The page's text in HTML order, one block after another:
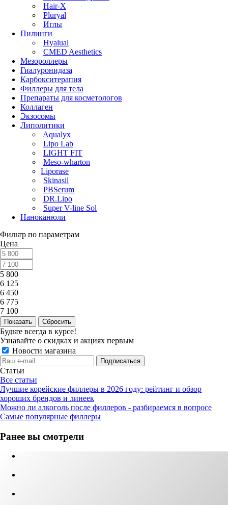
Hair-X
Pluryal
Иглы
Пилинги
Hyalual
CMED Aesthetics
Мезороллеры
Гиалуронидаза
Карбокситерапия
Филлеры для тела
Препараты для косметологов
Коллаген
Экзосомы
Липолитики
Aqualyx
Lipo Lab
LIGHT FIT
Meso-wharton
Liporase
Skinasil
PBSerum
DR.Lipo
Super V-line Sol
Наноканюли
Фильтр по параметрам
Цена
5 800
6 125
6 450
6 775
7 100
Сбросить
Будьте всегда в курсе!
Узнавайте о скидках и акциях первым
Новости магазина
Статьи
Все статьи
Лучшие корейские филлеры в 2026 году: рейтинг и обзор
хороших брендов и линеек
Можно ли алкоголь после филлеров - разбираемся в вопросе
Самые популярные филлеры
Ранее вы смотрели